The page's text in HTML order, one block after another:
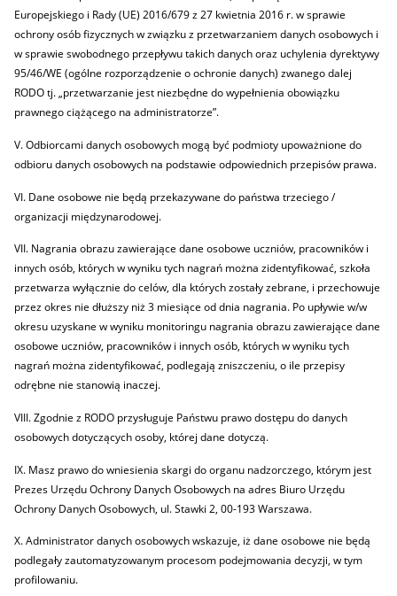
Europejskiego i Rady (UE) 2016/679 z 27 kwietnia 2016 r. w sprawie
ochrony osób fizycznych w związku z przetwarzaniem danych osobowych i
w sprawie swobodnego przepływu takich danych oraz uchylenia dyrektywy
95/46/WE (ogólne rozporządzenie o ochronie danych) zwanego dalej
RODO tj. „przetwarzanie jest niezbędne do wypełnienia obowiązku
prawnego ciążącego na administratorze”.
V. Odbiorcami danych osobowych mogą być podmioty upoważnione do
odbioru danych osobowych na podstawie odpowiednich przepisów prawa.
VI. Dane osobowe nie będą przekazywane do państwa trzeciego /
organizacji międzynarodowej.
VII. Nagrania obrazu zawierające dane osobowe uczniów, pracowników i
innych osób, których w wyniku tych nagrań można zidentyfikować, szkoła
przetwarza wyłącznie do celów, dla których zostały zebrane, i przechowuje
przez okres nie dłuższy niż 3 miesiące od dnia nagrania. Po upływie w/w
okresu uzyskane w wyniku monitoringu nagrania obrazu zawierające dane
osobowe uczniów, pracowników i innych osób, których w wyniku tych
nagrań można zidentyfikować, podlegają zniszczeniu, o ile przepisy
odrębne nie stanowią inaczej.
VIII. Zgodnie z RODO przysługuje Państwu prawo dostępu do danych
osobowych dotyczących osoby, której dane dotyczą.
IX. Masz prawo do wniesienia skargi do organu nadzorczego, którym jest
Prezes Urzędu Ochrony Danych Osobowych na adres Biuro Urzędu
Ochrony Danych Osobowych, ul. Stawki 2, 00-193 Warszawa.
X. Administrator danych osobowych wskazuje, iż dane osobowe nie będą
podlegały zautomatyzowanym procesom podejmowania decyzji, w tym
profilowaniu.